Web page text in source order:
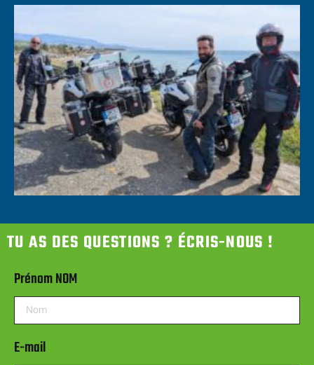
TU AS DES QUESTIONS ? ÉCRIS-NOUS !
Prénom NOM
E-mail